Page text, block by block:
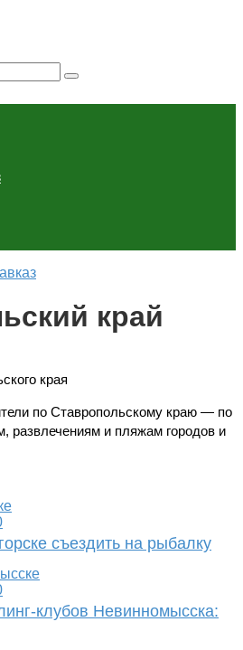
край
по Ставропольскому краю — по
развлечениям и пляжам городов и
съездить на рыбалку
клубов Невинномысска: